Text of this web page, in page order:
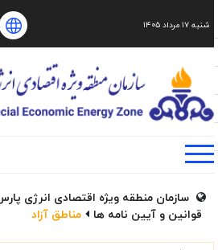
فا Ru Ch
شنبه ۱۷ مرداد ۱۴۰۵
سازمان منطقه ویژه اقتصادی انرژی پارس
قوانین و آیین نامه ها
مناطق آزاد